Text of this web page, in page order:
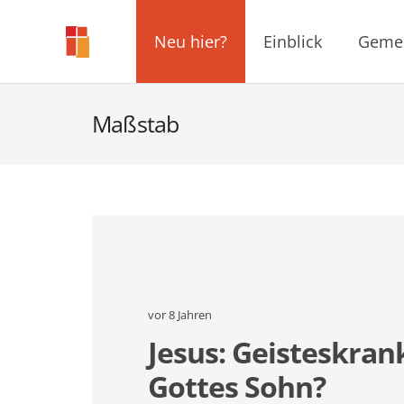
Neu hier? Einblick
Maßstab
vor 8 Jahren
Jesus:
Gottes Sohn?